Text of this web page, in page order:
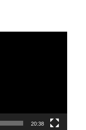
20:38